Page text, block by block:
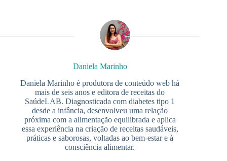
Daniela Marinho
Daniela Marinho é produtora de conteúdo web há
mais de seis anos e editora de receitas do
SaúdeLAB. Diagnosticada com diabetes tipo 1
desde a infância, desenvolveu uma relação
próxima com a alimentação equilibrada e aplica
essa experiência na criação de receitas saudáveis,
práticas e saborosas, voltadas ao bem-estar e à
consciência alimentar.